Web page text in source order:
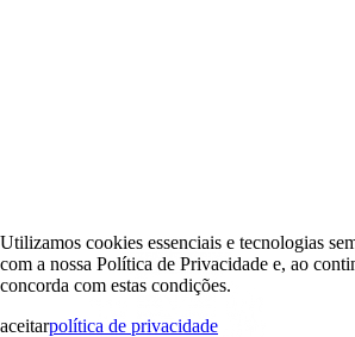
Utilizamos cookies essenciais e tecnologias
com a nossa Política de Privacidade e, ao
concorda com estas condições.
aceitarpolítica de privacidade